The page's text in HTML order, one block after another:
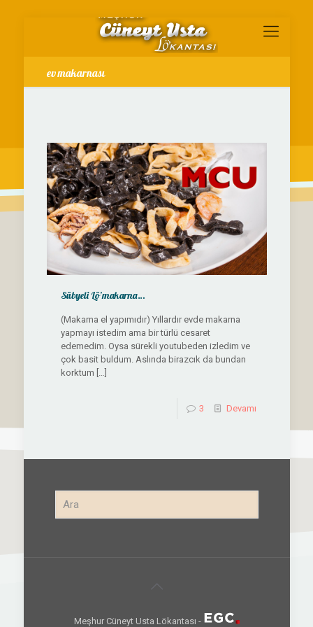
ev makarnası
Sübyeli Lö’makarna…
(Makarna el yapımıdır) Yıllardır evde makarna
yapmayı istedim ama bir türlü cesaret
edemedim. Oysa sürekli youtubeden izledim ve
çok basit buldum. Aslında birazcık da bundan
korktum […]
3 Devamı
Meşhur Cüneyt Usta Lökantası -